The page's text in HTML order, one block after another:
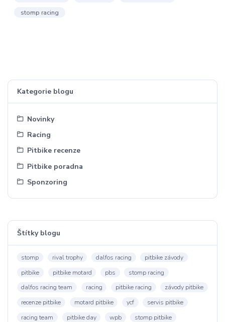
Kategorie blogu
Novinky
Racing
Pitbike recenze
Pitbike poradna
Sponzoring
Štítky blogu
stomp rival trophy dalfos racing
pitbike závody
pitbike
pitbike motard pbs
stomp racing
dalfos racing team
racing pitbike racing
závody pitbike
recenze pitbike
motard pitbike ycf
servis pitbike
racing team
pitbike day wpb
stomp pitbike
stomp racing